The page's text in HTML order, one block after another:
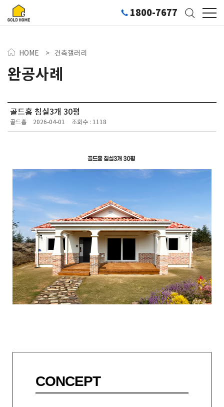
1800-7677
HOME > 건축갤러리
완공사례
골드홈 침실3개 30평
골드홈 2026-04-01 조회수 : 1118
CONCEPT